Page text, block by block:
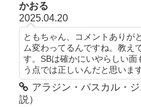
かおる
2025.04.20
ともちゃん、コメントありが
ム変わってるんですね。教え
す。SBは確かにいやらしい
う点では正しいんだと思いま
アラジン・パスカル・
説）